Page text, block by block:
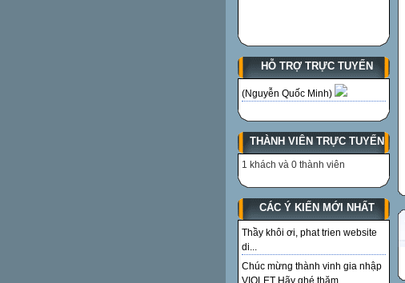
HỖ TRỢ TRỰC TUYẾN
(Nguyễn Quốc Minh)
THÀNH VIÊN TRỰC TUYẾN
1 khách và 0 thành viên
CÁC Ý KIẾN MỚI NHẤT
Thầy khôi ơi, phat trien website
di...
Chúc mừng thành vinh gia nhập
VIOLET Hãy ghé thăm...